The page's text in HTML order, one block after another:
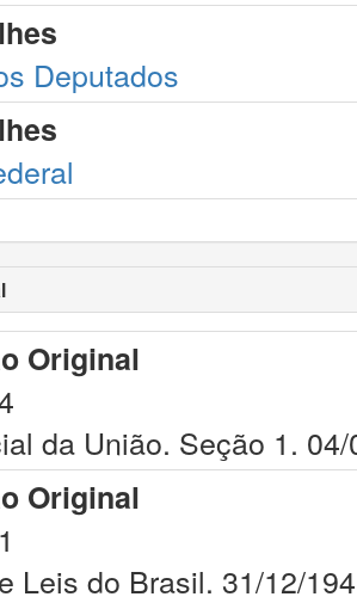
Deputados
Original
da União. Seção 1.
Original
Leis do Brasil. 31/12/